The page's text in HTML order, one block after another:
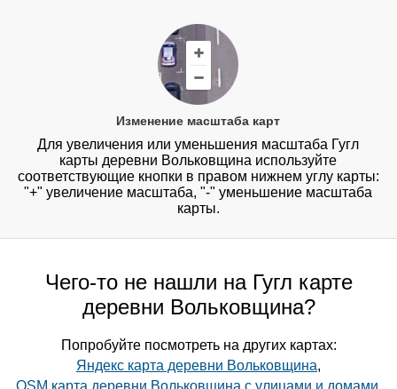
Изменение масштаба карт
Для увеличения или уменьшения масштаба Гугл
карты деревни Вольковщина используйте
соответствующие кнопки в правом нижнем углу карты:
"+" увеличение масштаба, "-" уменьшение масштаба
карты.
Чего-то не нашли на Гугл карте
деревни Вольковщина?
Попробуйте посмотреть на других картах:
Яндекс карта деревни Вольковщина,